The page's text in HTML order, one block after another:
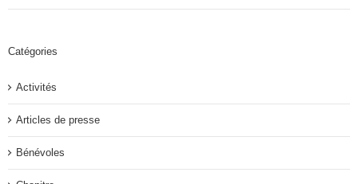
Catégories
Activités
Articles de presse
Bénévoles